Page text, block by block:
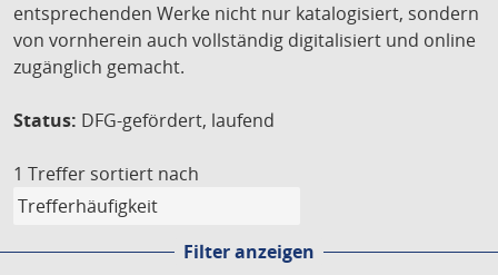
entsprechenden Werke nicht nur katalogisiert, sondern
von vornherein auch vollständig digitalisiert und online
zugänglich gemacht.
Status: DFG-gefördert, laufend
1 Treffer sortiert nach
Filter anzeigen